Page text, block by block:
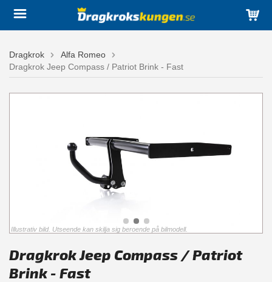
Dragkrok
Alfa Romeo
Dragkrok Jeep Compass / Patriot Brink - Fast
Illustrativ bild. Utseende kan skilja sig beroende på bilmodell.
Dragkrok Jeep Compass / Patriot
Brink - Fast